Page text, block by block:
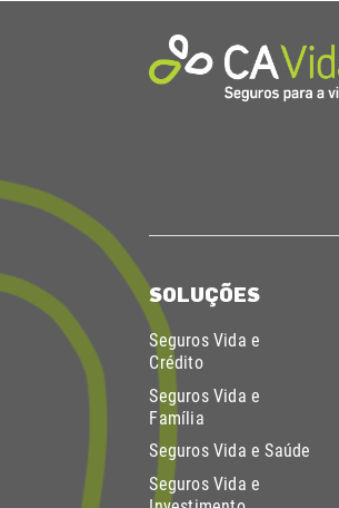
SOLUÇÕES
Seguros Vida e
Crédito
Seguros Vida e
Família
Seguros Vida e Saúde
Seguros Vida e